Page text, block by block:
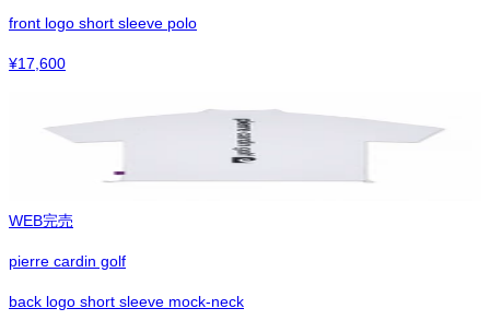
front logo short sleeve polo
¥17,600
WEB完売
pierre cardin golf
back logo short sleeve mock-neck